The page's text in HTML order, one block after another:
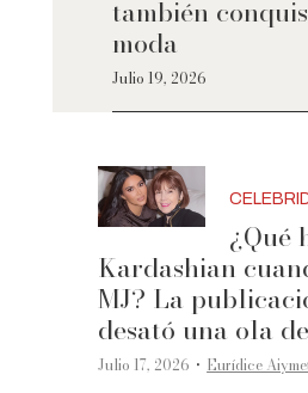
también
moda
Julio 19, 2026
¿Qué
Kardashian
MJ? La
desató una ola
Julio 17, 2026 ·Eurídice